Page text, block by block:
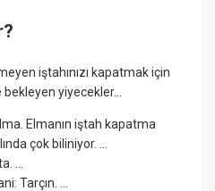
iştahınızı kapatmak için
yiyecekler...
Elmanın iştah kapatma
çok biliniyor. ...
...
Tarçın. ...